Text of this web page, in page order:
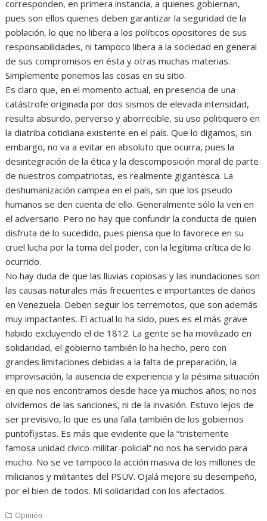
corresponden, en primera instancia, a quienes gobiernan,
pues son ellos quienes deben garantizar la seguridad de la
población, lo que no libera a los políticos opositores de sus
responsabilidades, ni tampoco libera a la sociedad en general
de sus compromisos en ésta y otras muchas materias.
Simplemente ponemos las cosas en su sitio.
Es claro que, en el momento actual, en presencia de una
catástrofe originada por dos sismos de elevada intensidad,
resulta absurdo, perverso y aborrecible, su uso politiquero en
la diatriba cotidiana existente en el país. Que lo digamos, sin
embargo, no va a evitar en absoluto que ocurra, pues la
desintegración de la ética y la descomposición moral de parte
de nuestros compatriotas, es realmente gigantesca. La
deshumanización campea en el país, sin que los pseudo
humanos se den cuenta de ello. Generalmente sólo la ven en
el adversario. Pero no hay que confundir la conducta de quien
disfruta de lo sucedido, pues piensa que lo favorece en su
cruel lucha por la toma del poder, con la legítima crítica de lo
ocurrido.
No hay duda de que las lluvias copiosas y las inundaciones son
las causas naturales más frecuentes e importantes de daños
en Venezuela. Deben seguir los terremotos, que son además
muy impactantes. El actual lo ha sido, pues es el más grave
habido excluyendo el de 1812. La gente se ha movilizado en
solidaridad, el gobierno también lo ha hecho, pero con
grandes limitaciones debidas a la falta de preparación, la
improvisación, la ausencia de experiencia y la pésima situación
en que nos encontramos desde hace ya muchos años; no nos
olvidemos de las sanciones, ni de la invasión. Estuvo lejos de
ser previsivo, lo que es una falla también de los gobiernos
puntofijistas. Es más que evidente que la “tristemente
famosa unidad cívico-militar-policial” no nos ha servido para
mucho. No se ve tampoco la acción masiva de los millones de
milicianos y militantes del PSUV. Ojalá mejore su desempeño,
por el bien de todos. Mi solidaridad con los afectados.
Opinión